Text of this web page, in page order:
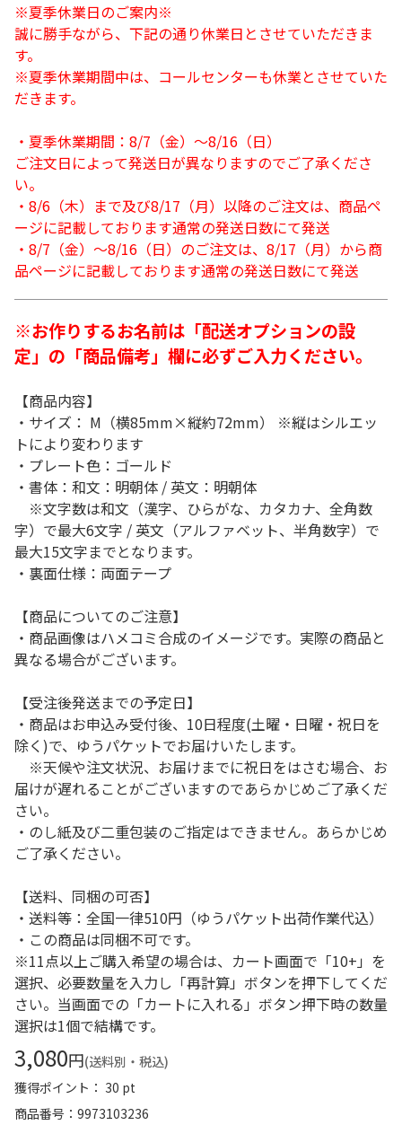
※夏季休業日のご案内※
誠に勝手ながら、下記の通り休業日とさせていただきま
す。
※夏季休業期間中は、コールセンターも休業とさせていた
だきます。
・夏季休業期間：8/7（金）～8/16（日）
ご注文日によって発送日が異なりますのでご了承くださ
い。
・8/6（木）まで及び8/17（月）以降のご注文は、商品ペ
ージに記載しております通常の発送日数にて発送
・8/7（金）～8/16（日）のご注文は、8/17（月）から商
品ページに記載しております通常の発送日数にて発送
※お作りするお名前は「配送オプションの設
定」の「商品備考」欄に必ずご入力ください。
【商品内容】
・サイズ： M（横85mm×縦約72mm） ※縦はシルエッ
トにより変わります
・プレート色：ゴールド
・書体：和文：明朝体 / 英文：明朝体
※文字数は和文（漢字、ひらがな、カタカナ、全角数
字）で最大6文字 / 英文（アルファベット、半角数字）で
最大15文字までとなります。
・裏面仕様：両面テープ
【商品についてのご注意】
・商品画像はハメコミ合成のイメージです。実際の商品と
異なる場合がございます。
【受注後発送までの予定日】
・商品はお申込み受付後、10日程度(土曜・日曜・祝日を
除く)で、ゆうパケットでお届けいたします。
※天候や注文状況、お届けまでに祝日をはさむ場合、お
届けが遅れることがございますのであらかじめご了承くだ
さい。
・のし紙及び二重包装のご指定はできません。あらかじめ
ご了承ください。
【送料、同梱の可否】
・送料等：全国一律510円（ゆうパケット出荷作業代込）
・この商品は同梱不可です。
※11点以上ご購入希望の場合は、カート画面で「10+」を
選択、必要数量を入力し「再計算」ボタンを押下してくだ
さい。当画面での「カートに入れる」ボタン押下時の数量
選択は1個で結構です。
3,080円(送料別・税込)
獲得ポイント： 30 pt
商品番号
9973103236